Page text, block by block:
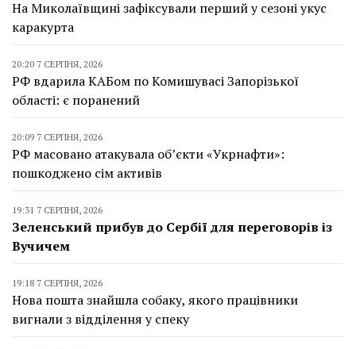
На Миколаївщині зафіксували перший у сезоні укус
каракурта
20:20 7 СЕРПНЯ, 2026
РФ вдарила КАБом по Комишувасі Запорізької
області: є поранений
20:09 7 СЕРПНЯ, 2026
РФ масовано атакувала об’єкти «Укрнафти»:
пошкоджено сім активів
19:31 7 СЕРПНЯ, 2026
Зеленський прибув до Сербії для переговорів із
Вучичем
19:18 7 СЕРПНЯ, 2026
Нова пошта знайшла собаку, якого працівники
вигнали з відділення у спеку